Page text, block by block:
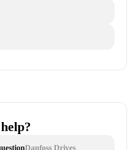
Danfoss Drives